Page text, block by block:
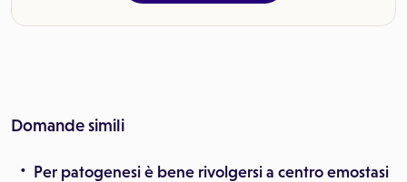
Domande simili
Per patogenesi è bene rivolgersi a centro emostasi